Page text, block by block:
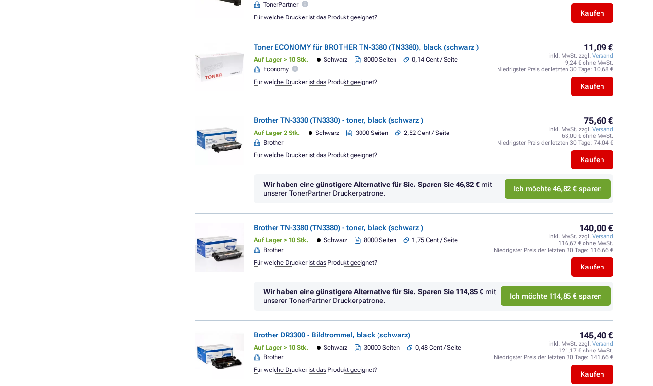
TonerPartner
Kaufen
Für welche Drucker ist das Produkt geeignet?
Toner ECONOMY für BROTHER TN-3380 (TN3380), black (schwarz )
Auf Lager > 10 Stk. Schwarz 8000 Seiten
0,14 Cent / Seite
Economy
11,09 €
inkl. MwSt. zzgl. Versand
9,24 € ohne MwSt.
Niedrigster Preis der letzten 30 Tage: 10,68 €
Kaufen
Für welche Drucker ist das Produkt geeignet?
Brother TN-3330 (TN3330) - toner, black (schwarz )
Auf Lager 2 Stk. Schwarz 3000 Seiten
2,52 Cent / Seite
Brother
75,60 €
inkl. MwSt. zzgl. Versand
63,00 € ohne MwSt.
Niedrigster Preis der letzten 30 Tage: 74,04 €
Kaufen
Für welche Drucker ist das Produkt geeignet?
Wir haben eine günstigere Alternative für Sie. Sparen Sie 46,82 € mit
unserer TonerPartner Druckerpatrone.
Ich möchte 46,82 € sparen
Brother TN-3380 (TN3380) - toner, black (schwarz )
Auf Lager > 10 Stk. Schwarz 8000 Seiten
1,75 Cent / Seite
Brother
140,00 €
inkl. MwSt. zzgl. Versand
116,67 € ohne MwSt.
Niedrigster Preis der letzten 30 Tage: 116,66 €
Kaufen
Für welche Drucker ist das Produkt geeignet?
Wir haben eine günstigere Alternative für Sie. Sparen Sie 114,85 € mit
unserer TonerPartner Druckerpatrone.
Ich möchte 114,85 € sparen
Brother DR3300 - Bildtrommel, black (schwarz)
Auf Lager > 10 Stk. Schwarz 30000 Seiten
0,48 Cent / Seite
Brother
145,40 €
inkl. MwSt. zzgl. Versand
121,17 € ohne MwSt.
Niedrigster Preis der letzten 30 Tage: 141,66 €
Kaufen
Für welche Drucker ist das Produkt geeignet?